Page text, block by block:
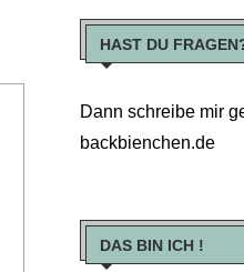
HAST DU
Dann schreibe mir
backbienchen.de
DAS BIN ICH !